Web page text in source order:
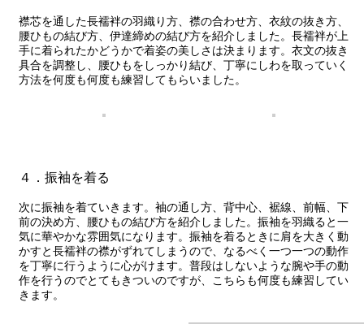
襟芯を通した長襦袢の羽織り方、襟の合わせ方、衣紋の抜き方、
腰ひもの結び方、伊達締めの結び方を紹介しました。長襦袢が上
手に着られたかどうかで着姿の美しさは決まります。衣文の抜き
具合を調整し、腰ひもをしっかり結び、丁寧にしわを取っていく
方法を何度も何度も練習してもらいました。
４．振袖を着る
次に振袖を着ていきます。袖の通し方、背中心、裾線、前幅、下
前の決め方、腰ひもの結び方を紹介しました。振袖を羽織ると一
気に華やかな雰囲気になります。振袖を着るときに肩を大きく動
かすと長襦袢の襟がずれてしまうので、なるべく一つ一つの動作
を丁寧に行うように心がけます。普段はしないような腕や手の動
作を行うのでとてもきついのですが、こちらも何度も練習してい
きます。